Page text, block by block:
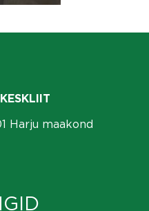
Harju maakond